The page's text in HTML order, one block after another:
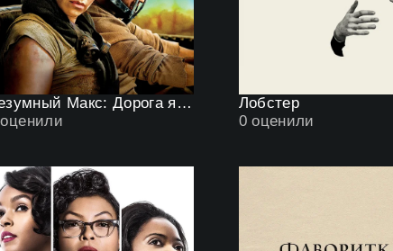
Безумный Макс: Дорога ярости
оценили
Лобстер
0оценили